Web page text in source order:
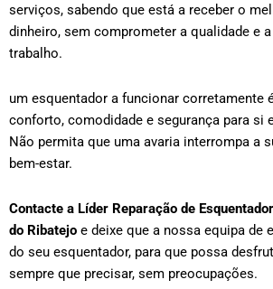
serviços, sabendo que está a receber o
dinheiro, sem comprometer a qualidade e
trabalho.
um esquentador a funcionar corretamente
conforto, comodidade e segurança para si
Não permita que uma avaria interrompa a
bem-estar.
Contacte a Líder Reparação de
do Ribatejo e deixe que a nossa equipa de
do seu esquentador, para que possa
sempre que precisar, sem preocupações.